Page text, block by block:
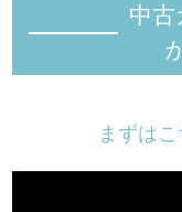
中古
まずは